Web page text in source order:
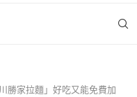
勝家拉麵」好吃又能免費加